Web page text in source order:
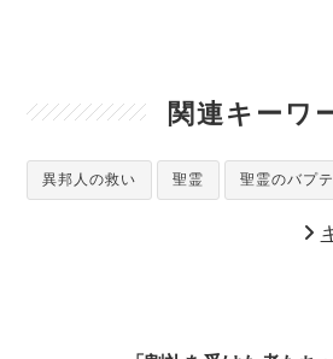
関連キーワ
異邦人の救い 聖霊 聖霊のバプ